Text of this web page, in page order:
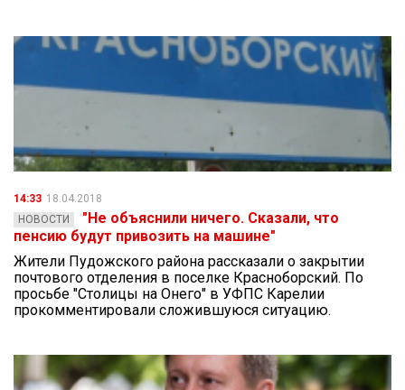
14:33 18.04.2018
НОВОСТИ
"Не объяснили ничего. Сказали, что
пенсию будут привозить на машине"
Жители Пудожского района рассказали о закрытии
почтового отделения в поселке Красноборский. По
просьбе "Столицы на Онего" в УФПС Карелии
прокомментировали сложившуюся ситуацию.